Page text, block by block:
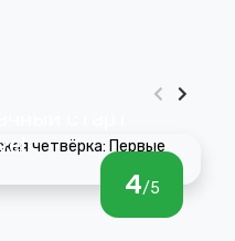
четвёрка:
4/5